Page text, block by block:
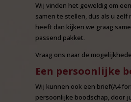
Wij vinden het geweldig om
samen te stellen, dus als u zelf
heeft dan kijken we graag
passend pakket.
Vraag ons naar de
Een persoonlijke
Wij kunnen ook een brief(A4
persoonlijke boodschap, door